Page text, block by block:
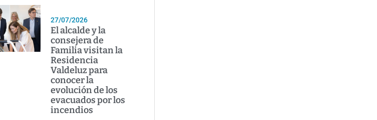
27/07/2026
El alcalde y la
consejera de
Familia visitan la
Residencia
Valdeluz para
conocer la
evolución de los
evacuados por los
incendios